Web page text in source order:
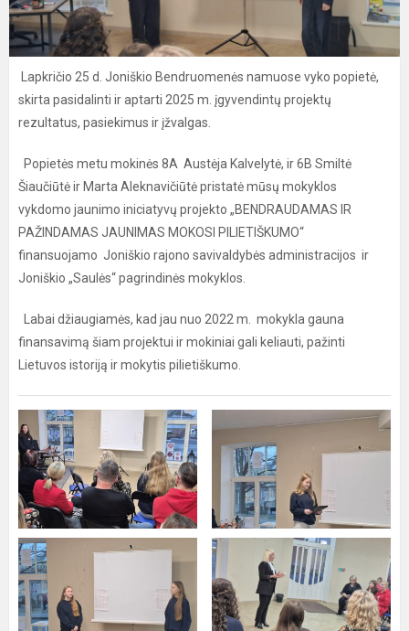
Lapkričio 25 d. Joniškio Bendruomenės namuose vyko popietė,
skirta pasidalinti ir aptarti 2025 m. įgyvendintų projektų
rezultatus, pasiekimus ir įžvalgas.
Popietės metu mokinės 8A Austėja Kalvelytė, ir 6B Smiltė
Šiaučiūtė ir Marta Aleknavičiūtė pristatė mūsų mokyklos
vykdomo jaunimo iniciatyvų projekto „BENDRAUDAMAS IR
PAŽINDAMAS JAUNIMAS MOKOSI PILIETIŠKUMO“
finansuojamo Joniškio rajono savivaldybės administracijos ir
Joniškio „Saulės“ pagrindinės mokyklos.
Labai džiaugiamės, kad jau nuo 2022 m. mokykla gauna
finansavimą šiam projektui ir mokiniai gali keliauti, pažinti
Lietuvos istoriją ir mokytis pilietiškumo.